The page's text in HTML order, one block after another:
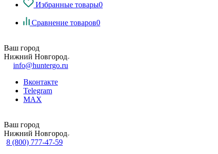
Избранные товары0
Сравнение товаров0
Ваш город
Нижний Новгород
info@huntergo.ru
Вконтакте
Telegram
MAX
Ваш город
Нижний Новгород
8 (800) 777-47-59